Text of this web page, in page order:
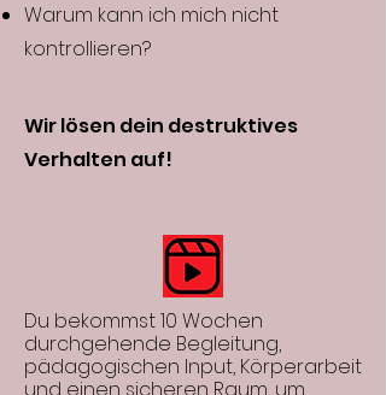
Warum kann ich mich nicht
kontrollieren?
Wir lösen dein destruktives
Verhalten auf!
Du bekommst 10 Wochen
durchgehende Begleitung,
pädagogischen Input, Körperarbeit